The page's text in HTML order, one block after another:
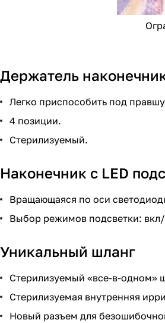
Держатель
Легко приспособить под
4 позиции.
Стерилизуемый.
Наконечник с LED
Вращающаяся по оси
Выбор режимов подсветки:
Уникальный шланг
Стерилизуемый «все-в-одном»
Стерилизуемая внутренняя
Новый разъем для